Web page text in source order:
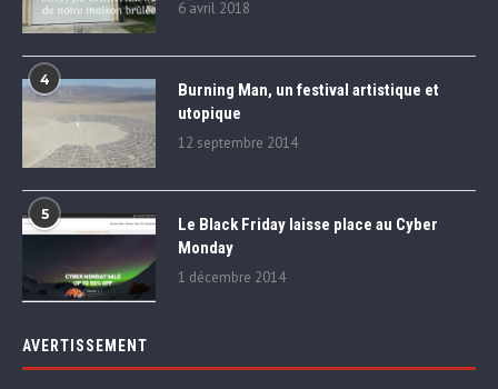
6 avril 2018
4
Burning Man, un festival artistique et
utopique
12 septembre 2014
5
Le Black Friday laisse place au Cyber
Monday
1 décembre 2014
AVERTISSEMENT